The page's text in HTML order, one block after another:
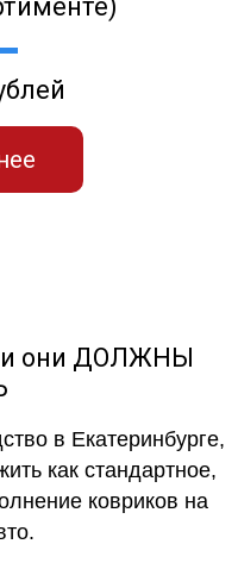
они ДОЛЖНЫ
в Екатеринбурге,
как стандартное,
ковриков на